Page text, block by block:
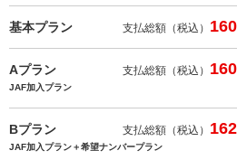
基本プラン 支払総額（税込） 160
Aプラン 支払総額（税込） 160
JAF加入プラン
Bプラン 支払総額（税込） 162
JAF加入プラン＋希望ナンバープラン